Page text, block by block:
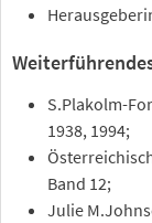
S.Plakolm-
1938, 1994;
Band 12;
Julie